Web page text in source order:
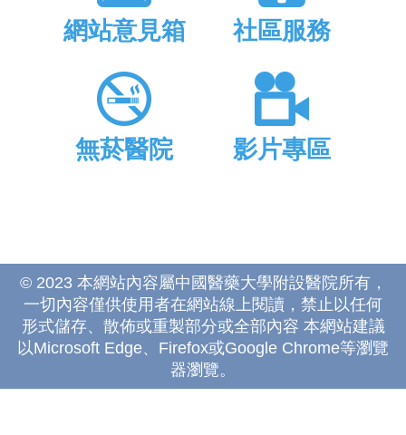
網站意見箱 社區服務
無菸醫院 影片專區
© 2023 本網站內容屬中國醫藥大學附設醫院所有，
一切內容僅供使用者在網站線上閱讀，禁止以任何
形式儲存、散佈或重製部分或全部內容 本網站建議
以Microsoft Edge、Firefox或Google Chrome等瀏覽
器瀏覽。